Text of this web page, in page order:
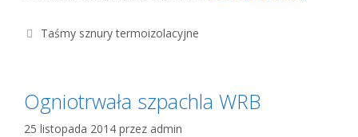
Kategorie
Taśmy sznury termoizolacyjne
Ogniotrwała szpachla WRB
25 listopada 2014 przez admin